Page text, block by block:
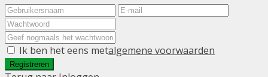
Ik ben het eens metalgemene voorwaarden
Registreren